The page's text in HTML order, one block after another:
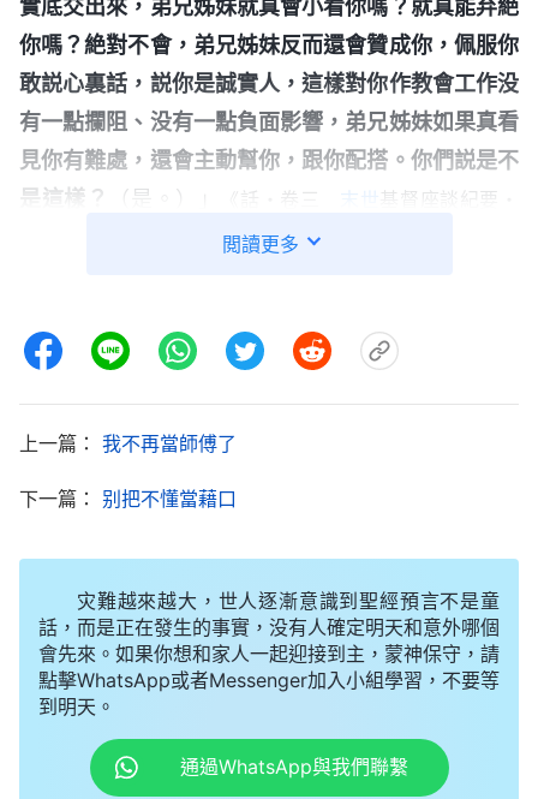
實底交出來，弟兄姊妹就真會小看你嗎？就真能弃絶
你嗎？絶對不會，弟兄姊妹反而還會贊成你，佩服你
敢説心裏話，説你是誠實人，這樣對你作教會工作没
有一點攔阻、没有一點負面影響，弟兄姊妹如果真看
見你有難處，還會主動幫你，跟你配搭。你們説是不
是這樣？
（是。）」 《話・卷三 末世 基督座談紀要・
的基礎》看了神的話，反省自己現在的
銜，做事説話都在琢磨怎麽能得到大家的擁護贊成。
想時，我明明不知道怎麽解决，也不跟弟兄姊妹一起
考，讓他們誤以為我懂業務，能指導工作，可實際
幫助時，我明明對業務不熟悉，不知道怎麽解决，但
又怕弟兄姊妹看透我的實底，就講了一些空洞的理論
知識來糊弄弟兄姊妹；聚會交通神話時，我明明没什
麽亮光，交通的都是字句道理，對人没什麽造就，還
硬着頭皮講，就怕弟兄姊妹看不起我這個帶領。我真
閲讀更多
上一篇： 我不再當師傅了
下一篇： 别把不懂當藉口
灾難越來越大，世人逐漸意識到聖經預言不是童
話，而是正在發生的事實，没有人確定明天和意外哪個
會先來。如果你想和家人一起迎接到主，蒙神保守，請
點擊WhatsApp或者Messenger加入小組學習，不要等
到明天。
通過WhatsApp與我們聯繫